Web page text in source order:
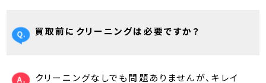
買取前にクリーニングは必要ですか？
クリーニングなしでも問題ありませんが、キレイ